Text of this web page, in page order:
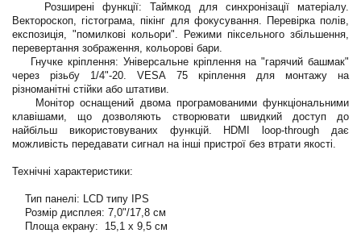
Розширені функції: Таймкод для синхронізації матеріалу.
Вектороскоп, гістограма, пікінг для фокусування. Перевірка полів,
експозиція, "помилкові кольори". Режими піксельного збільшення,
перевертання зображення, кольорові бари.
Гнучке кріплення: Універсальне кріплення на "гарячий башмак"
через різьбу 1/4"-20. VESA 75 кріплення для монтажу на
різноманітні стійки або штативи.
Монітор оснащений двома програмованими функціональними
клавішами, що дозволяють створювати швидкий доступ до
найбільш використовуваних функцій. HDMI loop-through дає
можливість передавати сигнал на інші пристрої без втрати якості.
Технічні характеристики:
Тип панелі: LCD типу IPS
Розмір дисплея: 7,0"/17,8 см
Площа екрану: 15,1 x 9,5 см